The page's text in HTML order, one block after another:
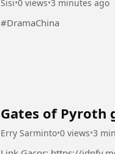
Sisi•0 views•3 minutes ago
#DramaChina
Gates of Pyroth
Erry Sarminto•0 views•3